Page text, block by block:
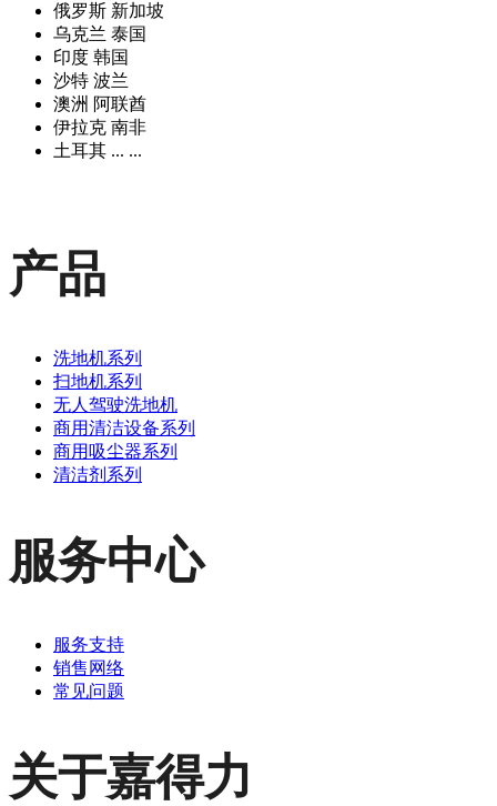
俄罗斯 新加坡
乌克兰 泰国
印度 韩国
沙特 波兰
澳洲 阿联酋
伊拉克 南非
土耳其 ... ...
产品
洗地机系列
扫地机系列
无人驾驶洗地机
商用清洁设备系列
商用吸尘器系列
清洁剂系列
服务中心
服务支持
销售网络
常见问题
关于嘉得力